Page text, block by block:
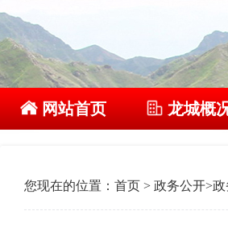
网站首页 龙城概
您现在的位置： 首页 > 政务公开>政